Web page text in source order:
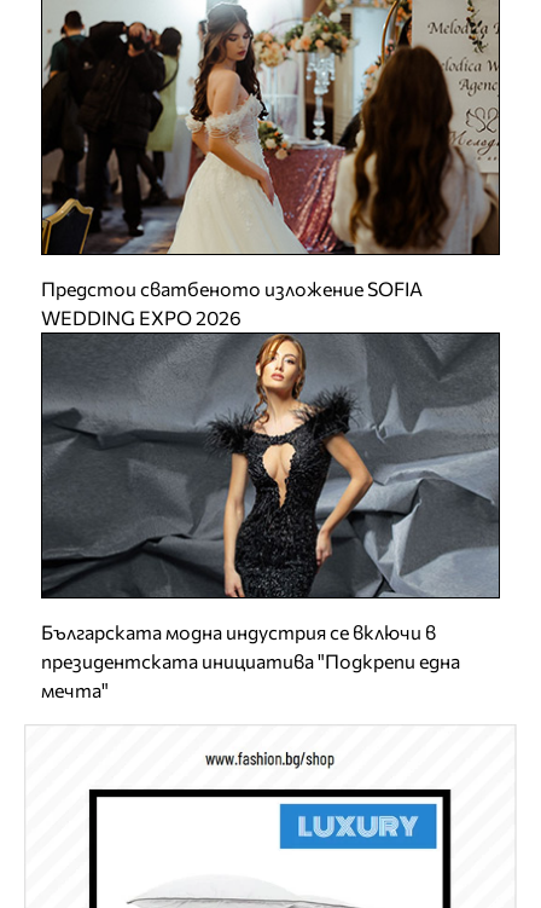
Предстои сватбеното изложение SOFIA
WEDDING EXPO 2026
Българската модна индустрия се включи в
президентската инициатива "Подкрепи една
мечта"